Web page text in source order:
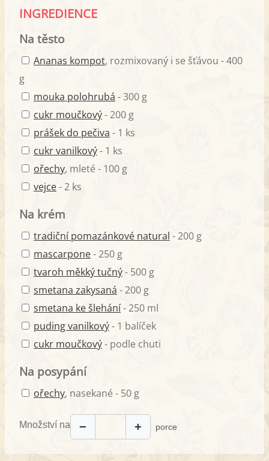
INGREDIENCE
Na těsto
Ananas kompot, rozmixovaný i se šťávou - 400
g
mouka polohrubá - 300 g
cukr moučkový- 200 g
prášek do pečiva - 1 ks
cukr vanilkový- 1 ks
ořechy, mleté - 100 g
vejce- 2 ks
Na krém
tradiční pomazánkové natural - 200 g
mascarpone- 250 g
tvaroh měkký tučný- 500 g
smetana zakysaná - 200 g
smetana ke šlehání- 250 ml
puding vanilkový- 1 balíček
cukr moučkový- podle chuti
Na posypání
ořechy, nasekané - 50 g
Množství na − + porce